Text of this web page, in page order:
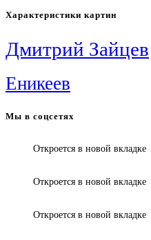
Характеристики картин
Дмитрий Зайцев
Еникеев
Мы в соцсетях
Откроется в новой вкладке
Откроется в новой вкладке
Откроется в новой вкладке